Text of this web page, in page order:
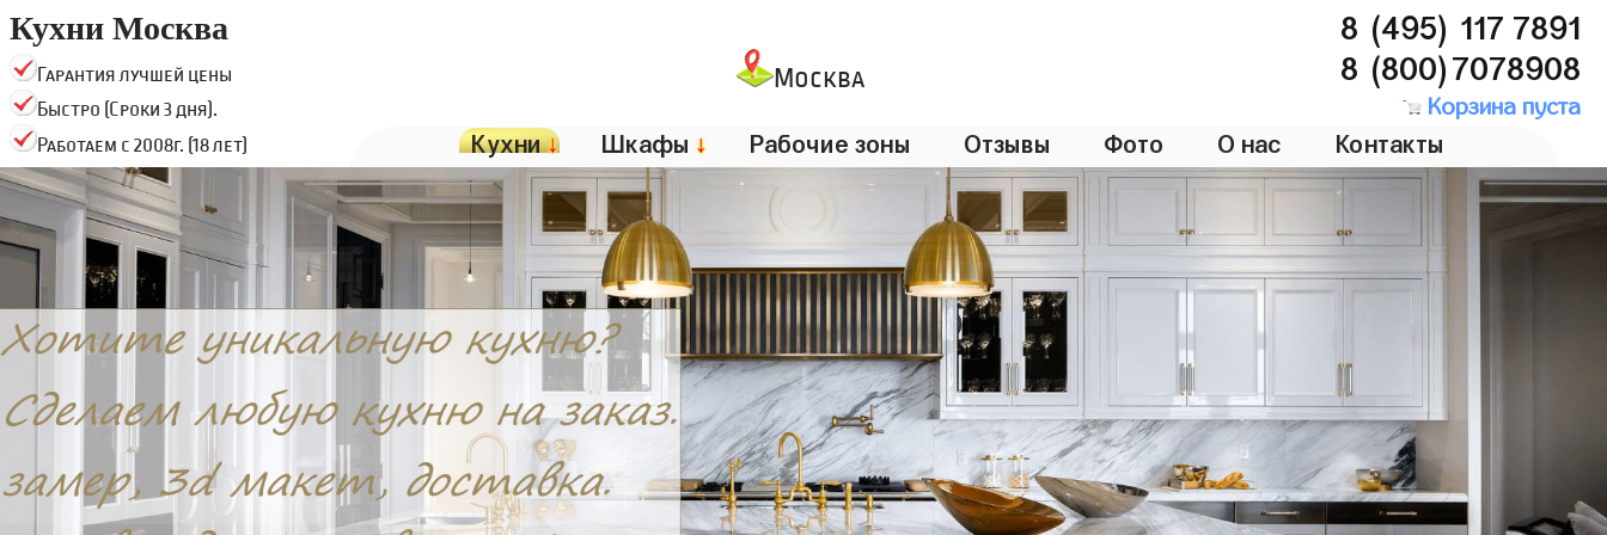
Кухни Москва
Гарантия лучшей цены
Быстро (Сроки 3 дня).
Работаем с 2008г. (18 лет)
Москва
8 (495) 117 7891
8 (800)7078908
Корзина пуста
Кухни↓ Шкафы ↓ Рабочие зоны Отзывы Фото О нас Контакты